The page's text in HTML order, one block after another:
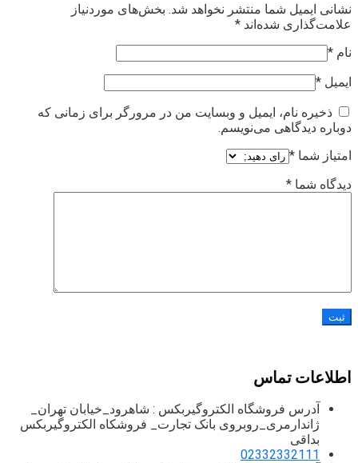
نشانی ایمیل شما منتشر نخواهد شد. بخش‌های موردنیاز
علامت‌گذاری شده‌اند *
نام *
ایمیل *
ذخیره نام، ایمیل و وبسایت من در مرورگر برای زمانی که
دوباره دیدگاهی می‌نویسم.
امتیاز شما *
دیدگاه شما *
اطلاعات تماس
آدرس فروشگاه الکتروگیربکس : شاهرود_خیابان تهران_
ژاندارمری_روبروی بانک تجارت_ فروشکاه الکتروگیربکس
بداقی
02332332111